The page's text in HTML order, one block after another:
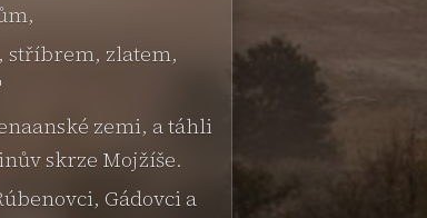
stříbrem, zlatem,
zemi, a táhli
skrze Mojžíše.
Gádovci a